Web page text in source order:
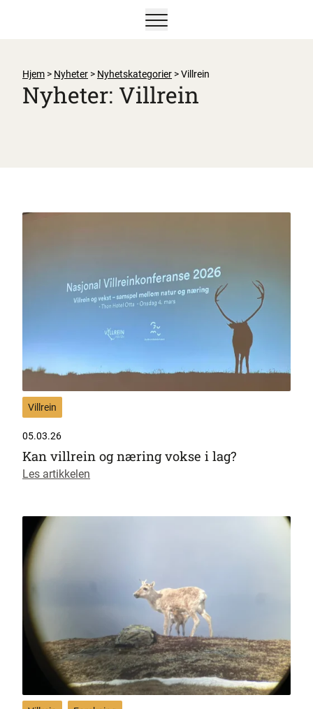
Vis/skjul hovedmeny
Hjem > Nyheter > Nyhetskategorier >Villrein
Nyheter: Villrein
Villrein
05.03.26
Kan villrein og næring vokse i lag?
Les artikkelen